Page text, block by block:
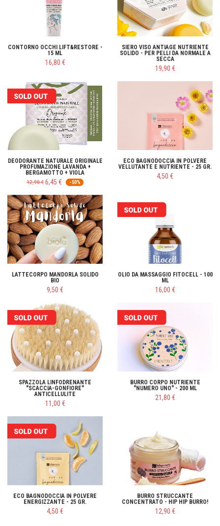
CONTORNO OCCHI LIFT&RESTORE -
15 ML
16,80 €
SIERO VISO ANTIAGE NUTRIENTE
SOLIDO - PER PELLI DA NORMALE A
SECCA
19,90 €
DEODORANTE NATURALE ORIGINALE
PROFUMAZIONE LAVANDA +
BERGAMOTTO + VIOLA
12,90 €6,45 € -50%
ECO BAGNODOCCIA IN POLVERE
VELLUTANTE E NUTRIENTE - 25 GR.
4,50 €
LATTECORPO MANDORLA SOLIDO
BIO
9,50 €
OLIO DA MASSAGGIO FITOCELL - 100
ML
16,00 €
SPAZZOLA LINFODRENANTE
"SCACCIA-GONFIORE"
ANTICELLULITE
11,00 €
BURRO CORPO NUTRIENTE
"NUMERO UNO" - 200 ML
21,80 €
ECO BAGNODOCCIA IN POLVERE
ENERGIZZANTE - 25 GR.
4,50 €
BURRO STRUCCANTE
CONCENTRATO - HIP HIP BURRO!
12,90 €